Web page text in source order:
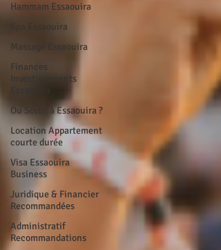
Hammam Essaouira
Spa Essaouira
Massage Essaouira
Finances
Investissements
Ou Sortir à Essaouira ?
Location Appartement
courte durée
Visa Essaouira
Business
Juridique & Financier
Recommandées
Administratif
Recommandations